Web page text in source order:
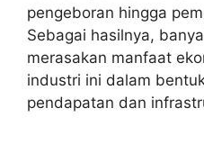
pengeboran hingga
Sebagai hasilnya,
merasakan manfaat
industri ini dalam
pendapatan dan